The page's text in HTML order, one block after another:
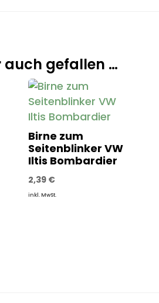
auch gefallen …
Birne zum
Seitenblinker VW
Iltis Bombardier
2,39 €
inkl. MwSt.